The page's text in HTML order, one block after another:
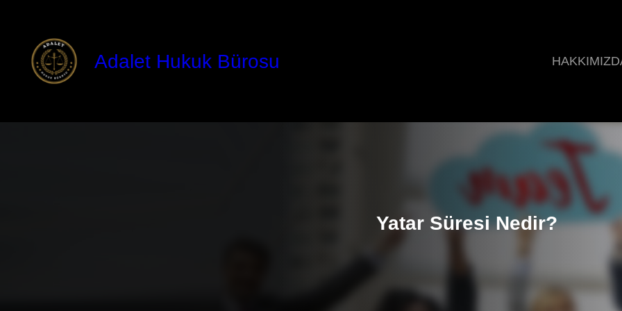
Adalet Hukuk Bürosu
Yatar Süresi Nedir?